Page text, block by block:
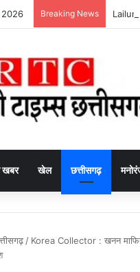
Breaking News
खबर खेल छत्तीसगढ़
/ Korea Collector : खनन